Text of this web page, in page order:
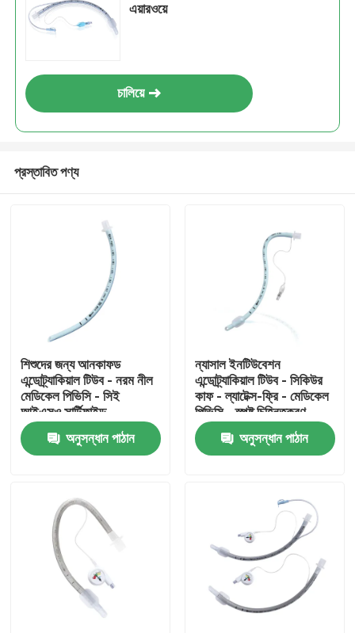
VR প্রদর্শন
এয়ারওয়ে
চালিয়ে
প্রস্তাবিত পণ্য
শিশুদের জন্য আনকাফড
এন্ডোট্র্যাকিয়াল টিউব - নরম নীল
মেডিকেল পিভিসি - সিই
আইএসও সার্টিফাইড
অনুসন্ধান পাঠান
ন্যাসাল ইনটিউবেশন
এন্ডোট্র্যাকিয়াল টিউব - সিকিউর
কাফ - ল্যাটেক্স-ফ্রি - মেডিকেল
পিভিসি - স্পষ্ট চিহ্নিতকরণ
অনুসন্ধান পাঠান